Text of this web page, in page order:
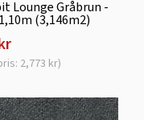
Lounge Gråbrun -
(3,146m2)
2,773 kr)